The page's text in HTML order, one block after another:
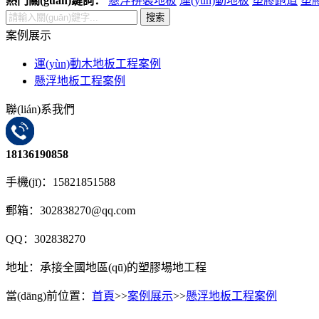
搜索
案例展示
運(yùn)動木地板工程案例
懸浮地板工程案例
聯(lián)系我們
18136190858
手機(jī)：15821851588
郵箱：302838270@qq.com
QQ：302838270
地址：承接全國地區(qū)的塑膠場地工程
當(dāng)前位置： 首頁>>案例展示>>懸浮地板工程案例